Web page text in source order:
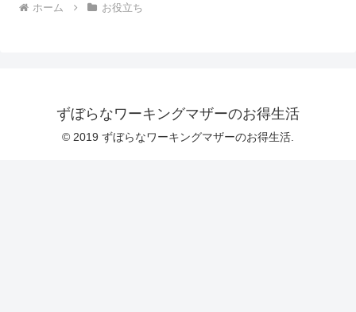
ホーム お役立ち
ずぼらなワーキングマザーのお得生活
© 2019 ずぼらなワーキングマザーのお得生活.